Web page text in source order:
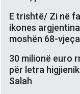
E trishtë/ Zi në
ikones
moshën 68-
30 milionë euro
për letra
Salah